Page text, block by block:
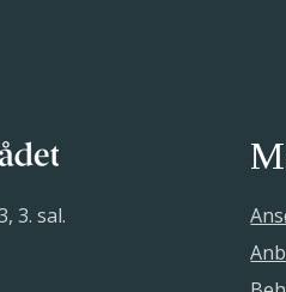
3. sal.